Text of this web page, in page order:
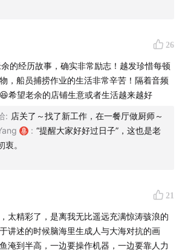
26
的经历故事，确实非常励志！越发珍惜每顿
，船员捕捞作业的生活非常辛苦！隔着音频
希望老余的店铺生意或者生活越来越好
: 店关了～找了新工作，在一餐厅做厨师～
: “提醒大家好好过日子”，这也是老
。
21
太精彩了，是离我无比遥远充满惊涛骇浪的
讲述的时候脑海里生成人与大海对抗的画
淹到半高，一边要操作机器，一边要靠人力